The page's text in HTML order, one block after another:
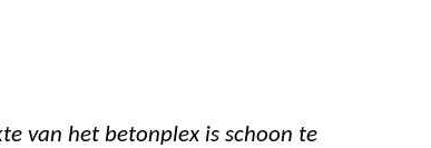
van het betonplex is schoon te